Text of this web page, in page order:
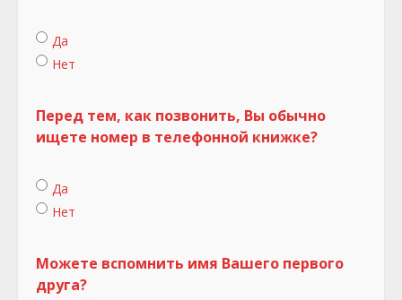
Да
Нет
Перед тем, как позвонить, Вы обычно
ищете номер в телефонной книжке?
Да
Нет
Можете вспомнить имя Вашего первого
друга?